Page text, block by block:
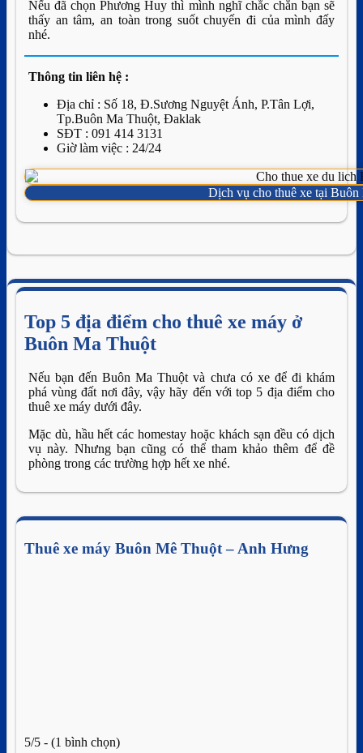
Nếu đã chọn Phương Huy thì mình nghĩ chắc chắn bạn sẽ
thấy an tâm, an toàn trong suốt chuyến đi của mình đấy
nhé.
Thông tin liên hệ :
Địa chỉ : Số 18, Đ.Sương Nguyệt Ánh, P.Tân Lợi,
Tp.Buôn Ma Thuột, Đaklak
SĐT : 091 414 3131
Giờ làm việc : 24/24
Dịch vụ cho thuê xe tại
Top 5 địa điểm cho thuê xe máy ở
Buôn Ma Thuột
Nếu bạn đến Buôn Ma Thuột và chưa có xe để đi khám
phá vùng đất nơi đây, vậy hãy đến với top 5 địa điểm cho
thuê xe máy dưới đây.
Mặc dù, hầu hết các homestay hoặc khách sạn đều có dịch
vụ này. Nhưng bạn cũng có thể tham khảo thêm để đề
phòng trong các trường hợp hết xe nhé.
Thuê xe máy Buôn Mê Thuột – Anh Hưng
5/5 - (1 bình chọn)